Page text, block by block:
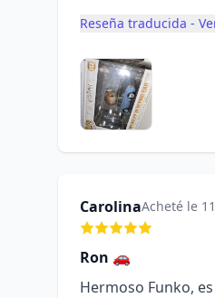
Reseña traducida -
CarolinaAcheté le
Ron 🚗
Hermoso Funko,